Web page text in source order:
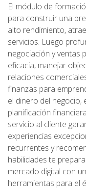
El módulo de
para construir una
alto rendimiento,
servicios. Luego
negociación y ventas
eficacia, manejar
relaciones
finanzas para
el dinero del negocio,
planificación
servicio al cliente
experiencias
recurrentes y
habilidades te
mercado digital con
herramientas para el